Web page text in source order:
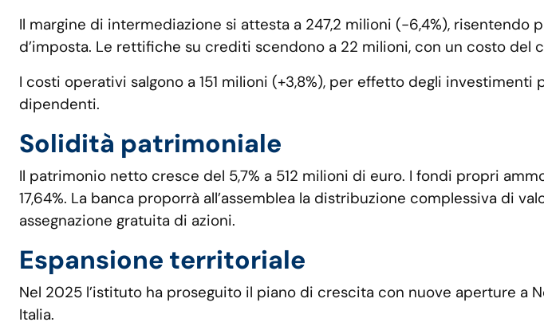
Il margine di intermediazione si attesta a 247,2 milioni (-6,4%),
d’imposta. Le rettifiche su crediti scendono a 22 milioni, con un costo del
I costi operativi salgono a 151 milioni (+3,8%), per effetto degli
dipendenti.
Solidità patrimoniale
Il patrimonio netto cresce del 5,7% a 512 milioni di euro. I fondi propri
17,64%. La banca proporrà all’assemblea la distribuzione complessiva di
assegnazione gratuita di azioni.
Espansione territoriale
Nel 2025 l’istituto ha proseguito il piano di crescita con nuove aperture a
Italia.